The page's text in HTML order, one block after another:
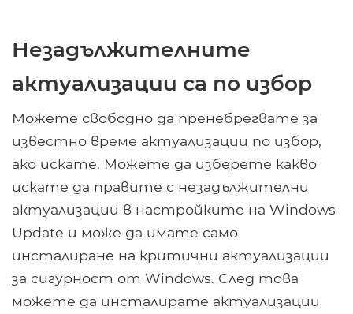
Незадължителните
актуализации са по избор
Можете свободно да пренебрегвате за
известно време актуализации по избор,
ако искате. Можете да изберете какво
искате да правите с незадължителни
актуализации в настройките на Windows
Update и може да имате само
инсталиране на критични актуализации
за сигурност от Windows. След това
можете да инсталирате актуализации